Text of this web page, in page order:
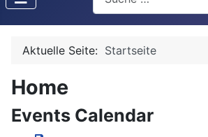
Type 2 or more
Aktuelle Seite: Startseite
Home
Events Calendar